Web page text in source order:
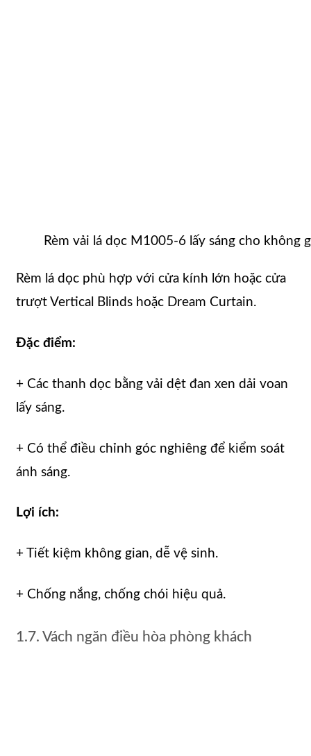
Rèm vải lá dọc M1005-6 lấy sáng cho không
Rèm lá dọc phù hợp với cửa kính lớn hoặc cửa
trượt Vertical Blinds hoặc Dream Curtain.
Đặc điểm:
+ Các thanh dọc bằng vải dệt đan xen dải voan
lấy sáng.
+ Có thể điều chỉnh góc nghiêng để kiểm soát
ánh sáng.
Lợi ích:
+ Tiết kiệm không gian, dễ vệ sinh.
+ Chống nắng, chống chói hiệu quả.
1.7. Vách ngăn điều hòa phòng khách